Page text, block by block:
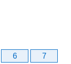
6 7